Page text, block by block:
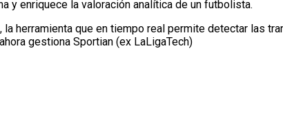
y enriquece la valoración analítica de un futbolista.
, la herramienta que en tiempo real permite detectar las
gestiona Sportian (ex LaLigaTech)